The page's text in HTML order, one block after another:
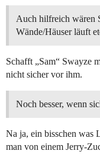
Auch hilfreich wären
Wände/Häuser läuft
Schafft „Sam“ Swayze
nicht sicher vor ihm.
Noch besser, wenn
Na ja, ein bisschen was
man von einem Jerry-